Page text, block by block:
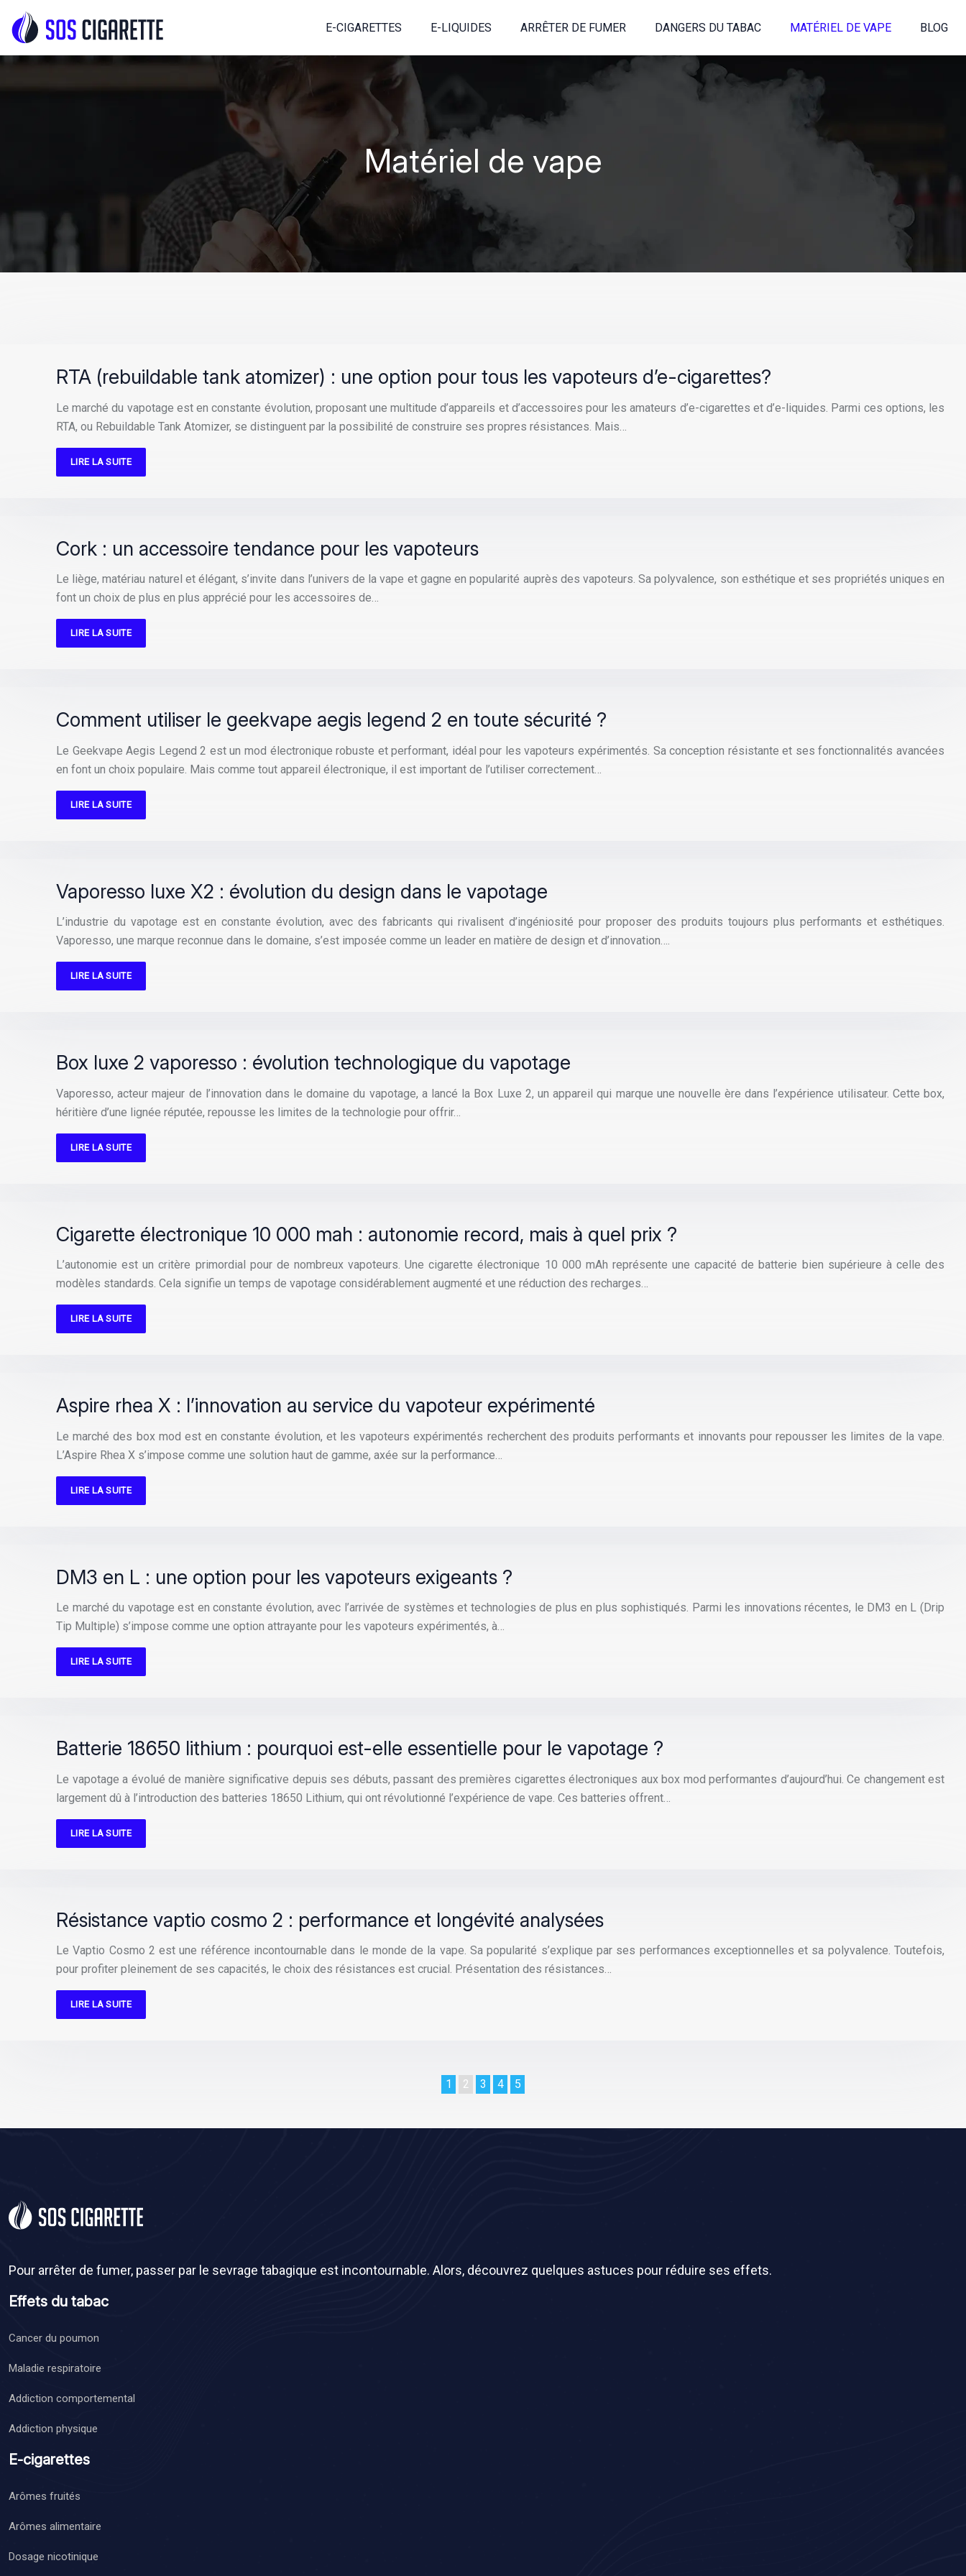
E-CIGARETTES E-LIQUIDES ARRÊTER DE FUMER DANGERS DU TABAC MATÉRIEL DE VAPE BLOG
Matériel de vape
RTA (rebuildable tank atomizer) : une option pour tous les vapoteurs d’e-cigarettes?
Le marché du vapotage est en constante évolution, proposant une multitude d’appareils et d’accessoires pour les amateurs d’e-cigarettes et d’e-liquides. Parmi ces options, les
RTA, ou Rebuildable Tank Atomizer, se distinguent par la possibilité de construire ses propres résistances. Mais…
LIRE LA SUITE
Cork : un accessoire tendance pour les vapoteurs
Le liège, matériau naturel et élégant, s’invite dans l’univers de la vape et gagne en popularité auprès des vapoteurs. Sa polyvalence, son esthétique et ses propriétés uniques en
font un choix de plus en plus apprécié pour les accessoires de…
LIRE LA SUITE
Comment utiliser le geekvape aegis legend 2 en toute sécurité ?
Le Geekvape Aegis Legend 2 est un mod électronique robuste et performant, idéal pour les vapoteurs expérimentés. Sa conception résistante et ses fonctionnalités avancées
en font un choix populaire. Mais comme tout appareil électronique, il est important de l’utiliser correctement…
LIRE LA SUITE
Vaporesso luxe X2 : évolution du design dans le vapotage
L’industrie du vapotage est en constante évolution, avec des fabricants qui rivalisent d’ingéniosité pour proposer des produits toujours plus performants et esthétiques.
Vaporesso, une marque reconnue dans le domaine, s’est imposée comme un leader en matière de design et d’innovation….
LIRE LA SUITE
Box luxe 2 vaporesso : évolution technologique du vapotage
Vaporesso, acteur majeur de l’innovation dans le domaine du vapotage, a lancé la Box Luxe 2, un appareil qui marque une nouvelle ère dans l’expérience utilisateur. Cette box,
héritière d’une lignée réputée, repousse les limites de la technologie pour offrir…
LIRE LA SUITE
Cigarette électronique 10 000 mah : autonomie record, mais à quel prix ?
L’autonomie est un critère primordial pour de nombreux vapoteurs. Une cigarette électronique 10 000 mAh représente une capacité de batterie bien supérieure à celle des
modèles standards. Cela signifie un temps de vapotage considérablement augmenté et une réduction des recharges…
LIRE LA SUITE
Aspire rhea X : l’innovation au service du vapoteur expérimenté
Le marché des box mod est en constante évolution, et les vapoteurs expérimentés recherchent des produits performants et innovants pour repousser les limites de la vape.
L’Aspire Rhea X s’impose comme une solution haut de gamme, axée sur la performance…
LIRE LA SUITE
DM3 en L : une option pour les vapoteurs exigeants ?
Le marché du vapotage est en constante évolution, avec l’arrivée de systèmes et technologies de plus en plus sophistiqués. Parmi les innovations récentes, le DM3 en L (Drip
Tip Multiple) s’impose comme une option attrayante pour les vapoteurs expérimentés, à…
LIRE LA SUITE
Batterie 18650 lithium : pourquoi est-elle essentielle pour le vapotage ?
Le vapotage a évolué de manière significative depuis ses débuts, passant des premières cigarettes électroniques aux box mod performantes d’aujourd’hui. Ce changement est
largement dû à l’introduction des batteries 18650 Lithium, qui ont révolutionné l’expérience de vape. Ces batteries offrent…
LIRE LA SUITE
Résistance vaptio cosmo 2 : performance et longévité analysées
Le Vaptio Cosmo 2 est une référence incontournable dans le monde de la vape. Sa popularité s’explique par ses performances exceptionnelles et sa polyvalence. Toutefois,
pour profiter pleinement de ses capacités, le choix des résistances est crucial. Présentation des résistances…
LIRE LA SUITE
1 2 3 4 5
Pour arrêter de fumer, passer par le sevrage tabagique est incontournable. Alors, découvrez quelques astuces pour réduire ses effets.
Effets du tabac
Cancer du poumon
Maladie respiratoire
Addiction comportemental
Addiction physique
E-cigarettes
Arômes fruités
Arômes alimentaire
Dosage nicotinique